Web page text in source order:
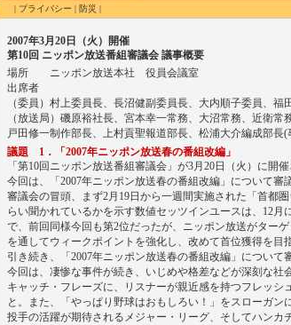
| プライバシー | 防災 |
2007年3月20日（火）開催
第10回 ニッポン放送番組審議会 議事概要
場所 ニッポン放送本社 役員会議室
出席者
（委員）村上委員長、長沼健副委員長、大内順子委員、福
（放送局）磯原裕社長、宮本幸一常務、大沼常務、近衛常
戸田修一制作部長、上村貢聖報道部長、松浦大介編成部長(
議題 1．「2007年ニッポン放送春の番組改編」
「第10回ニッポン放送番組審議会」が3月20日（火）に開催
今回は、「2007年ニッポン放送春の番組改編」について
審議会の冒頭、まず2月19日から一週間実施された「首都
らい聞かれているかを示す数値セッツインユースは、12
で、前回同様今回も第2位だったが、ニッポン放送がター
を通してウィークポイントを強化し、改めて首位獲得を目
引き続き、「2007年ニッポン放送春の番組改編」について
今回は、凄惨な事件が続き、いじめや格差などが深刻な
キャッチ・フレーズに、リスナーが親近感を持つフレッ
と。また、「やっぱり野球はおもしろい！」をスローガ
投手の活躍が期待されるメジャー・リーグ、そしてハン